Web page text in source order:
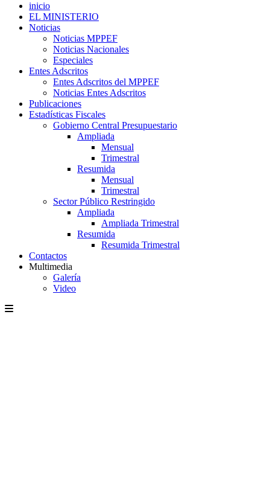
inicio
EL MINISTERIO
Noticias
Noticias MPPEF
Noticias Nacionales
Especiales
Entes Adscritos
Entes Adscritos del MPPEF
Noticias Entes Adscritos
Publicaciones
Estadísticas Fiscales
Gobierno Central Presupuestario
Ampliada
Mensual
Trimestral
Resumida
Mensual
Trimestral
Sector Público Restringido
Ampliada
Ampliada Trimestral
Resumida
Resumida Trimestral
Contactos
Multimedia
Galería
Video